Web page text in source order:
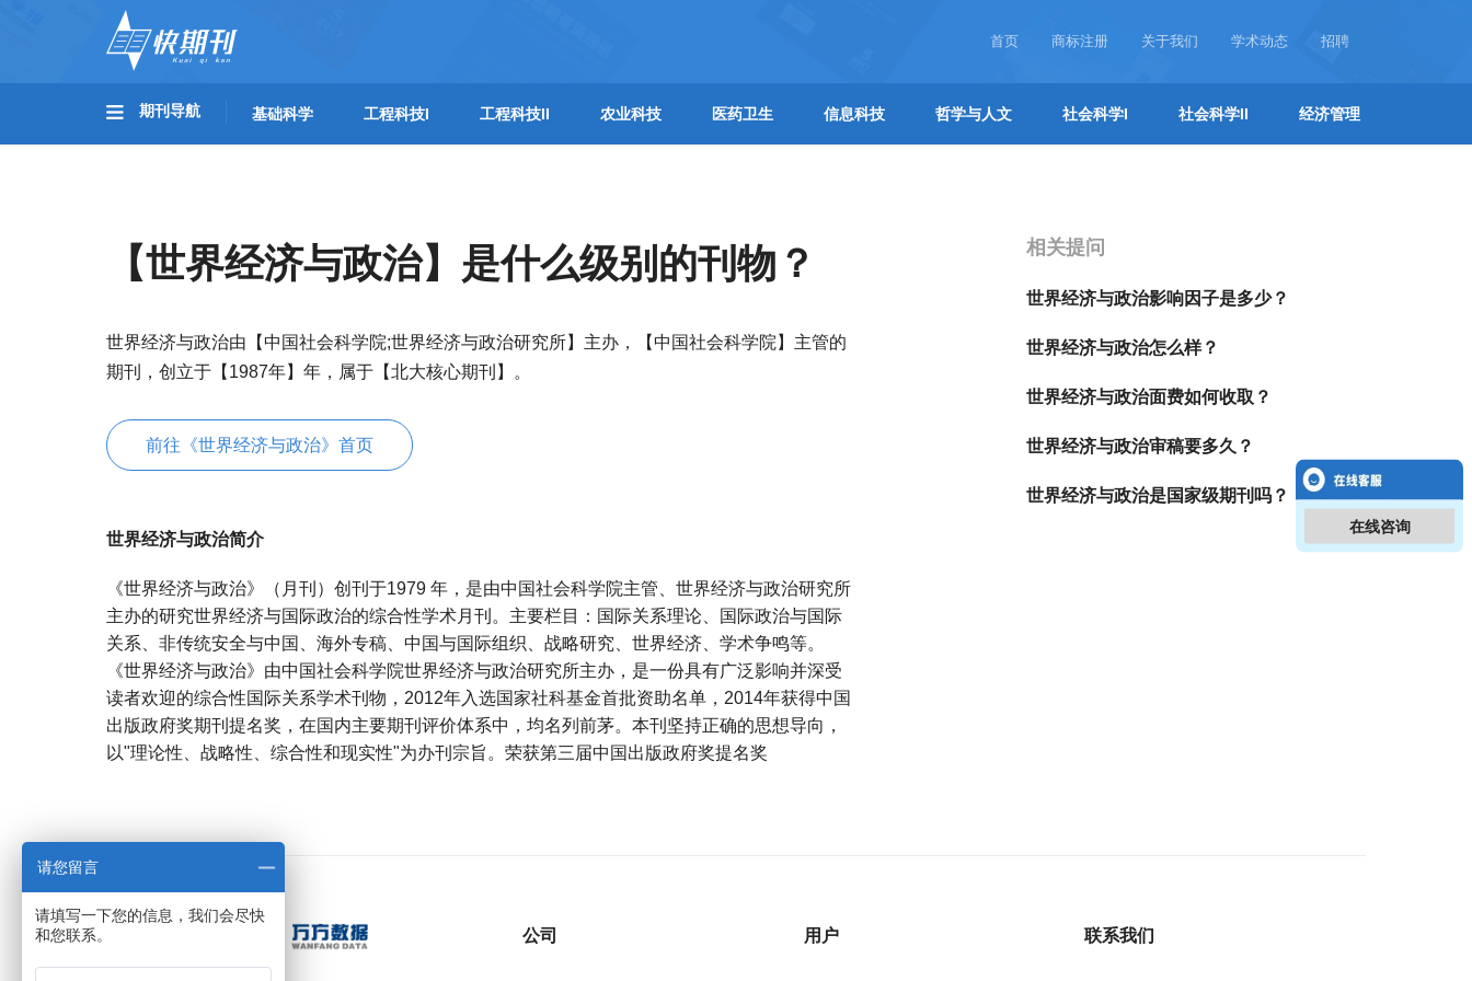
首页 商标注册 关于我们 学术动态 招聘
期刊导航 基础科学 工程科技I 工程科技II 农业科技 医药卫生 信息科技 哲学与人文 社会科学I 社会科学II 经济管理
【世界经济与政治】是什么级别的刊物？
世界经济与政治由【中国社会科学院;世界经济与政治研究所】主办，【中国社会科学院】主管的
期刊，创立于【1987年】年，属于【北大核心期刊】。
前往《世界经济与政治》首页
世界经济与政治简介
《世界经济与政治》（月刊）创刊于1979 年，是由中国社会科学院主管、世界经济与政治研究所
主办的研究世界经济与国际政治的综合性学术月刊。主要栏目：国际关系理论、国际政治与国际
关系、非传统安全与中国、海外专稿、中国与国际组织、战略研究、世界经济、学术争鸣等。
《世界经济与政治》由中国社会科学院世界经济与政治研究所主办，是一份具有广泛影响并深受
读者欢迎的综合性国际关系学术刊物，2012年入选国家社科基金首批资助名单，2014年获得中国
出版政府奖期刊提名奖，在国内主要期刊评价体系中，均名列前茅。本刊坚持正确的思想导向，
以"理论性、战略性、综合性和现实性"为办刊宗旨。荣获第三届中国出版政府奖提名奖
相关提问
世界经济与政治影响因子是多少？
世界经济与政治怎么样？
世界经济与政治面费如何收取？
世界经济与政治审稿要多久？
世界经济与政治是国家级期刊吗？
公司 用户 联系我们
在线咨询
请您留言
请填写一下您的信息，我们会尽快
和您联系。